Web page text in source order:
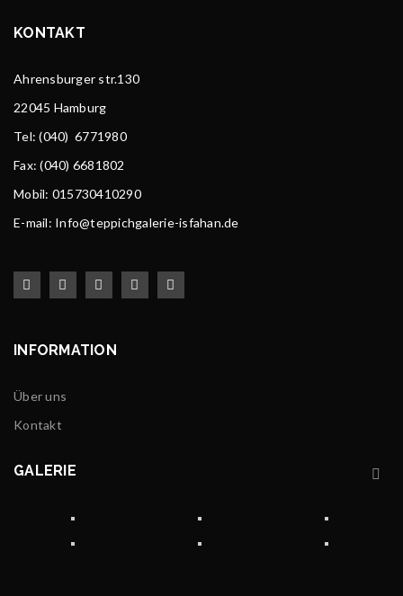
KONTAKT
Ahrensburger str.130
22045 Hamburg
Tel: (040) 6771980
Fax: (040) 6681802
Mobil: 015730410290
E-mail: Info@teppichgalerie-isfahan.de
INFORMATION
Über uns
Kontakt
GALERIE